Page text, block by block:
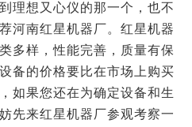
理想又心仪的那一个，也不
河南红星机器厂。红星机器
多样，性能完善，质量有保
备的价格要比在市场上购买
如果您还在为确定设备和生
先来红星机器厂参观考察一